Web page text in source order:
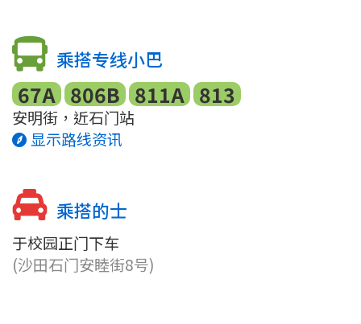
乘搭专线小巴
67A 806B 811A 813
安明街，近石门站
显示路线资讯
乘搭的士
于校园正门下车
(沙田石门安睦街8号)